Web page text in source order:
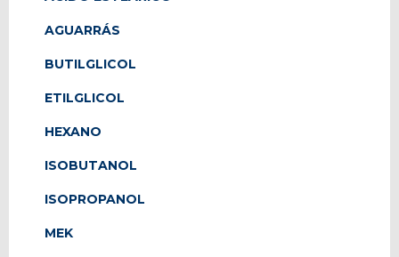
AGUARRÁS
BUTILGLICOL
ETILGLICOL
HEXANO
ISOBUTANOL
ISOPROPANOL
MEK